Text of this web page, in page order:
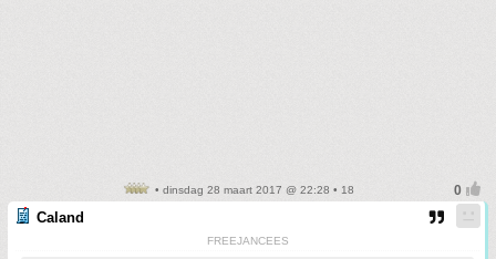
• dinsdag 28 maart 2017 @ 22:28 • 18
Caland
FREEJANCEES